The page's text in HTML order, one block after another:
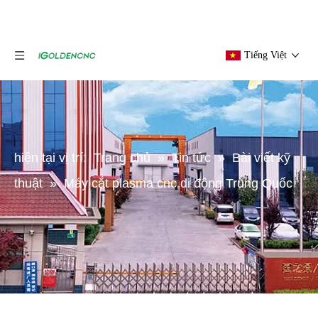
Tiếng Việt
hiện tại vị trí: Trang chủ » Tin tức » Bài viết kỹ
thuật » Máy cắt plasma cnc di động Trung Quốc